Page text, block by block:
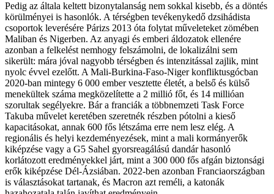
Pedig az általa keltett bizonytalanság nem sokkal kisebb, és a döntés
körülményei is hasonlók. A térségben tevékenykedő dzsihádista
csoportok leverésére Párizs 2013 óta folytat műveleteket zömében
Maliban és Nigerben. Az anyagi és emberi áldozatok ellenére
azonban a felkelést nemhogy felszámolni, de lokalizálni sem
sikerült: mára jóval nagyobb térségben és intenzitással zajlik, mint
nyolc évvel ezelőtt. A Mali-Burkina-Faso-Niger konfliktusgócban
2020-ban mintegy 6 000 ember vesztette életét, a belső és külső
menekültek száma megközelítette a 2 millió főt, és 14 millióan
szorultak segélyekre. Bár a franciák a többnemzeti Task Force
Takuba művelet keretében szeretnék részben pótolni a kieső
kapacitásokat, annak 600 fős létszáma erre nem lesz elég. A
regionális és helyi kezdeményezések, mint a mali kormányerők
kiképzése vagy a G5 Sahel gyorsreagálású dandár hasonló
korlátozott eredményekkel járt, mint a 300 000 fős afgán biztonsági
erők kiképzése Dél-Ázsiában. 2022-ben azonban Franciaországban
is választásokat tartanak, és Macron azt reméli, a katonák